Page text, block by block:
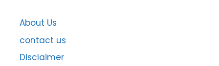
About Us
contact us
Disclaimer